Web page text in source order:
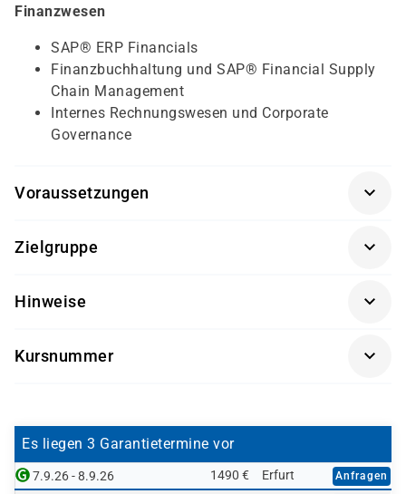
Finanzwesen
SAP® ERP Financials
Finanzbuchhaltung und SAP® Financial Supply
Chain Management
Internes Rechnungswesen und Corporate
Governance
Voraussetzungen
nötig.
Zielgruppe
sich intensiver mit dem Thema befassen möchten,
Hinweise
Kursnummer
Es liegen 3 Garantietermine vor
7.9.26 - 8.9.26 1490 € Erfurt Anfragen